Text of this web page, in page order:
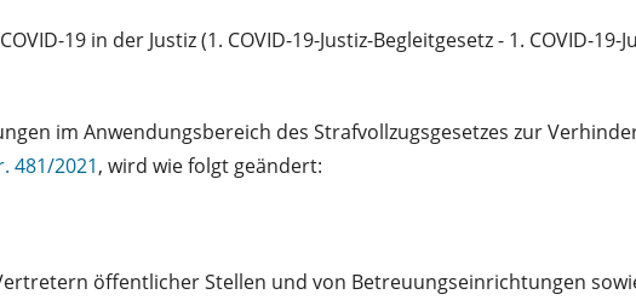
19 in der Justiz (1. COVID-19-Justiz-Begleitgesetz - 1. COVID-19-
im Anwendungsbereich des Strafvollzugsgesetzes zur
481/2021, wird wie folgt geändert:
öffentlicher Stellen und von Betreuungseinrichtungen